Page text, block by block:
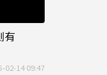
有
02-14 09:47